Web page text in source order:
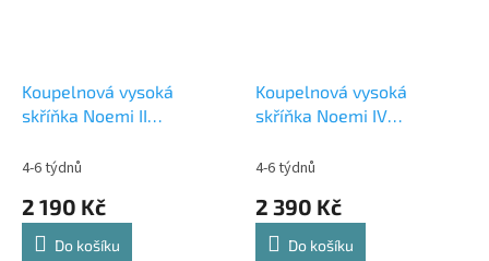
Koupelnová vysoká
skříňka Noemi II
4-6 týdnů
2 190 Kč
Do košíku
Koupelnová vysoká
skříňka Noemi IV
4-6 týdnů
2 390 Kč
Do košíku